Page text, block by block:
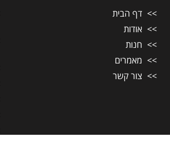
דף הבית
אודות
חנות
מאמרים
צור קשר